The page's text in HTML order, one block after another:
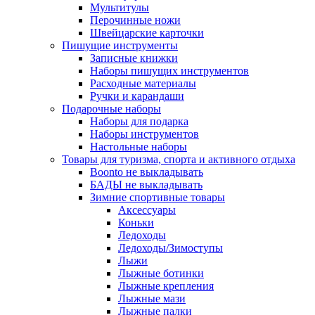
Мультитулы
Перочинные ножи
Швейцарские карточки
Пишущие инструменты
Записные книжки
Наборы пишущих инструментов
Расходные материалы
Ручки и карандаши
Подарочные наборы
Наборы для подарка
Наборы инструментов
Настольные наборы
Товары для туризма, спорта и активного отдыха
Boonto не выкладывать
БАДЫ не выкладывать
Зимние спортивные товары
Аксессуары
Коньки
Ледоходы
Ледоходы/Зимоступы
Лыжи
Лыжные ботинки
Лыжные крепления
Лыжные мази
Лыжные палки